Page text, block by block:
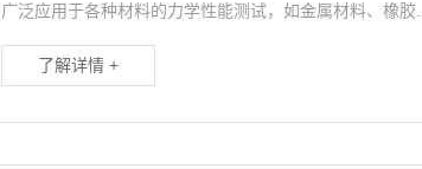
广泛应用于各种材料的力学性能测试，如金属材料、橡胶...
了解详情 +